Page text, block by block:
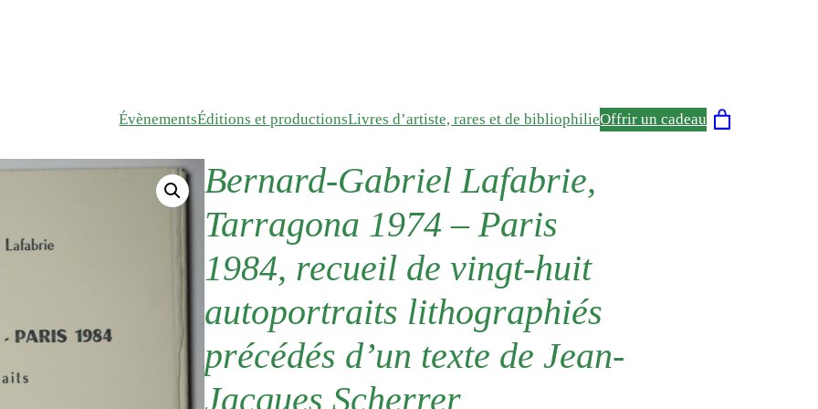
ÉvènementsÉditions et productionsLivres d’artiste, rares et de bibliophilieOffrir un cadeau
Bernard-Gabriel Lafabrie,
Tarragona 1974 – Paris
1984, recueil de vingt-huit
autoportraits lithographiés
précédés d’un texte de Jean-
Jacques Scherrer